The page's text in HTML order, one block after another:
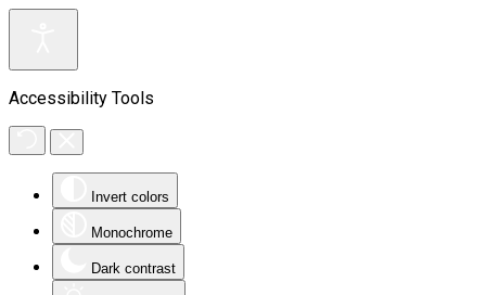
Accessibility Tools
Invert colors
Monochrome
Dark contrast